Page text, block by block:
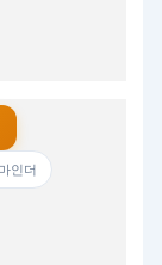
인더